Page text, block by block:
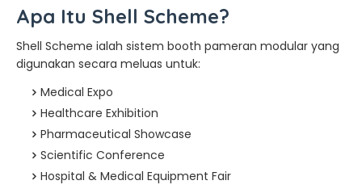
Apa Itu Shell Scheme?
Shell Scheme ialah sistem booth pameran modular yang
digunakan secara meluas untuk:
Medical Expo
Healthcare Exhibition
Pharmaceutical Showcase
Scientific Conference
Hospital & Medical Equipment Fair